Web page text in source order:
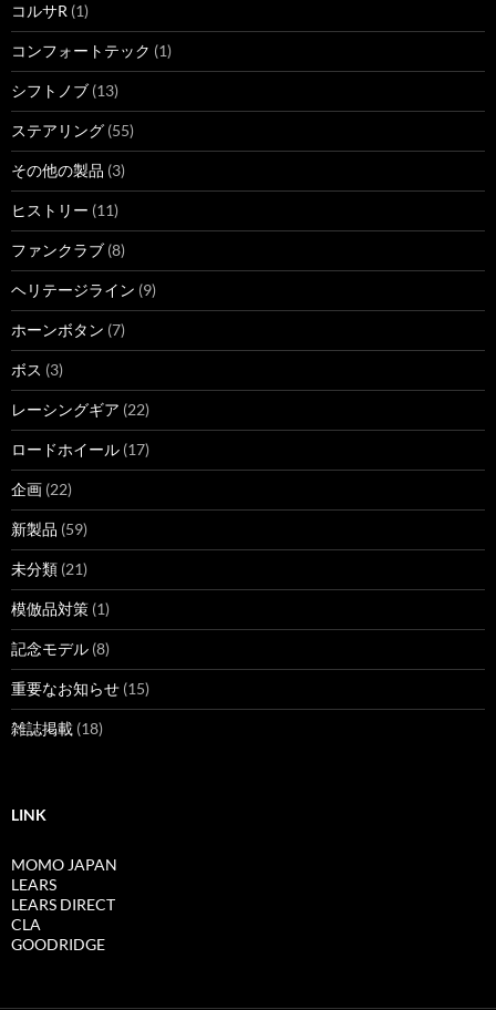
コルサR (1)
コンフォートテック (1)
シフトノブ (13)
ステアリング (55)
その他の製品 (3)
ヒストリー (11)
ファンクラブ (8)
ヘリテージライン (9)
ホーンボタン (7)
ボス (3)
レーシングギア (22)
ロードホイール (17)
企画 (22)
新製品 (59)
未分類 (21)
模倣品対策 (1)
記念モデル (8)
重要なお知らせ (15)
雑誌掲載 (18)
LINK
MOMO JAPAN
LEARS
LEARS DIRECT
CLA
GOODRIDGE